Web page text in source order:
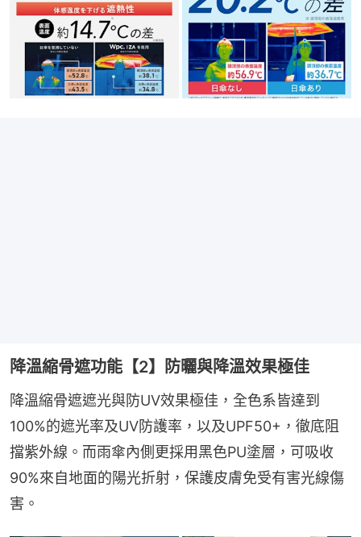
降溫縮骨遮功能【2】防曬與降溫效果極佳
降溫縮骨遮遮光與防UV效果極佳，全色系皆達到
100%的遮光率及UV防護率，以及UPF50+，徹底阻
擋紫外線。而雨傘內側更採用黑色PU塗層，可吸收
90%來自地面的陽光折射，保護皮膚免受有害光線傷
害。